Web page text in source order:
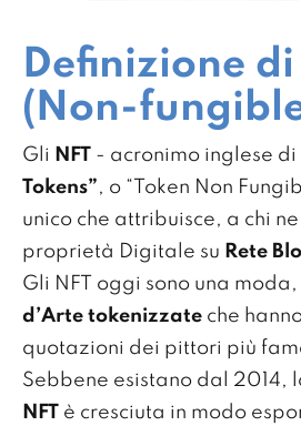
Definizione di
(Non-
Gli NFT - acronimo inglese di
Tokens”, o “Token Non
unico che attribuisce, a chi
proprietà Digitale su Rete
Gli NFT oggi sono una
d’Arte tokenizzate che
quotazioni dei pittori più
Sebbene esistano dal
NFT è cresciuta in modo